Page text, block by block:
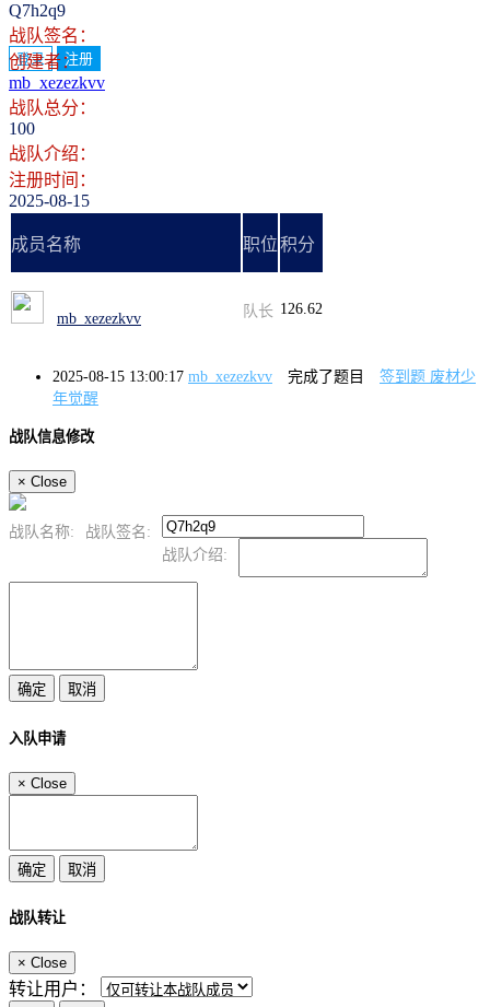
登录 注册
Q7h2q9
战队签名：
创建者：
mb_xezezkvv
战队总分：
100
战队介绍：
注册时间：
2025-08-15
成员名称 职位积分
mb_xezezkvv 队长 126.62
2025-08-15 13:00:17 mb_xezezkvv 完成了题目
签到题 废材少
年觉醒
战队信息修改
× Close
战队名称:
战队签名:
战队介绍:
入队申请
× Close
战队转让
× Close
转让用户：